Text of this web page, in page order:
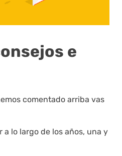
e
comentado arriba vas
a lo largo de los años, una y